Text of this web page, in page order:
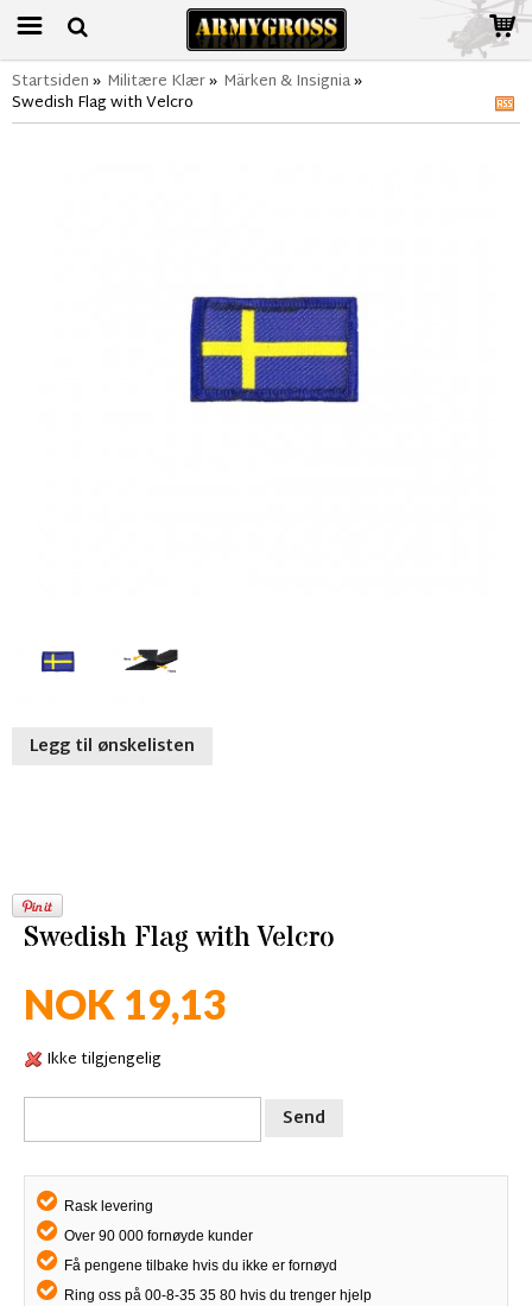
Startsiden» Militære Klær» Märken & Insignia»
Swedish Flag with Velcro
Legg til ønskelisten
Swedish Flag with Velcro
NOK 19,13
Ikke tilgjengelig
Send
Rask levering
Over 90 000 fornøyde kunder
Få pengene tilbake hvis du ikke er fornøyd
Ring oss på 00-8-35 35 80 hvis du trenger hjelp